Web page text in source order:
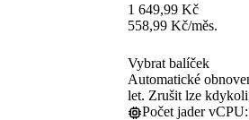
1 649,99 Kč
558,99 Kč/měs.
Vybrat balíček
Automatické
let. Zrušit lze
Počet jader vCPU: